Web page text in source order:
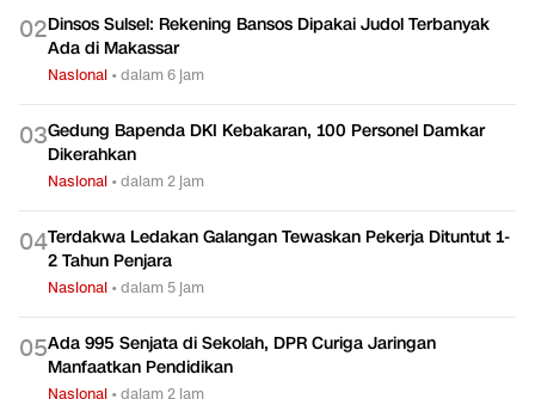
02Dinsos Sulsel: Rekening Bansos Dipakai Judol Terbanyak
Ada di Makassar
Nasional •dalam 6 jam
03Gedung Bapenda DKI Kebakaran, 100 Personel Damkar
Dikerahkan
Nasional •dalam 2 jam
04Terdakwa Ledakan Galangan Tewaskan Pekerja Dituntut 1-
2 Tahun Penjara
Nasional •dalam 5 jam
05Ada 995 Senjata di Sekolah, DPR Curiga Jaringan
Manfaatkan Pendidikan
Nasional •dalam 2 jam